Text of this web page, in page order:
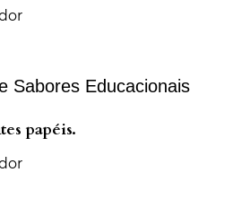
Sabores Educacionais
papéis.